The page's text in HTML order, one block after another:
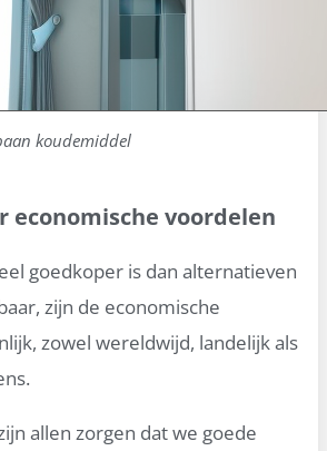
koudemiddel
economische voordelen
goedkoper is dan alternatieven
zijn de economische
zowel wereldwijd, landelijk als
allen zorgen dat we goede